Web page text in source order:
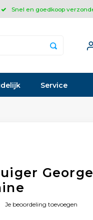
Snel en goedkoop
Service
George
Je beoordeling toevoegen